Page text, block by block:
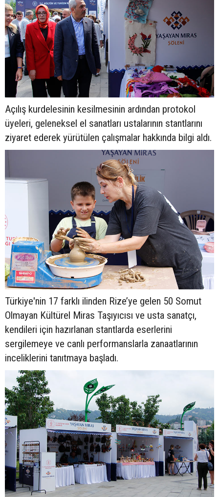
Açılış kurdelesinin kesilmesinin ardından protokol
üyeleri, geleneksel el sanatları ustalarının stantlarını
ziyaret ederek yürütülen çalışmalar hakkında bilgi aldı.
Türkiye'nin 17 farklı ilinden Rize’ye gelen 50 Somut
Olmayan Kültürel Miras Taşıyıcısı ve usta sanatçı,
kendileri için hazırlanan stantlarda eserlerini
sergilemeye ve canlı performanslarla zanaatlarının
inceliklerini tanıtmaya başladı.